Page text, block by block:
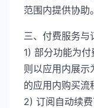
范围内提供协助。
三、付费服务与
1) 部分功能为
则以应用内展
的应用内购买流
2) 订阅自动续